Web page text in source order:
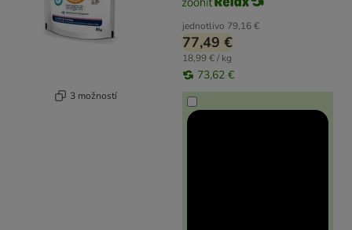
3 možností
jednotlivo 79,16 €
77,49 €
18,99 € / kg
73,62 €